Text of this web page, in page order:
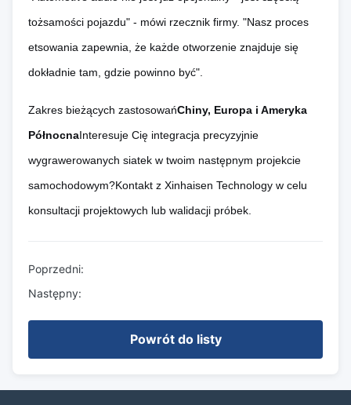
tożsamości pojazdu" - mówi rzecznik firmy. "Nasz proces
etsowania zapewnia, że każde otworzenie znajduje się
dokładnie tam, gdzie powinno być".
Zakres bieżących zastosowańChiny, Europa i Ameryka
PółnocnaInteresuje Cię integracja precyzyjnie
wygrawerowanych siatek w twoim następnym projekcie
samochodowym?Kontakt z Xinhaisen Technology w celu
konsultacji projektowych lub walidacji próbek.
Poprzedni:
Następny:
Powrót do listy